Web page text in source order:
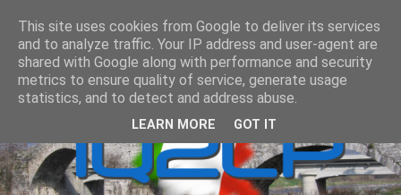
This site uses cookies from Google to deliver its services
and to analyze traffic. Your IP address and user-agent are
shared with Google along with performance and security
metrics to ensure quality of service, generate usage
statistics, and to detect and address abuse.
LEARN MORE GOT IT